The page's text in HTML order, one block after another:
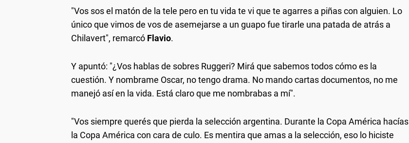
"Vos sos el matón de la tele pero en tu vida te vi que te agarres a piñas con alguien. Lo
único que vimos de vos de asemejarse a un guapo fue tirarle una patada de atrás a
Chilavert", remarcó Flavio.
Y apuntó: "¿Vos hablas de sobres Ruggeri? Mirá que sabemos todos cómo es la
cuestión. Y nombrame Oscar, no tengo drama. No mando cartas documentos, no me
manejó así en la vida. Está claro que me nombrabas a mí".
"Vos siempre querés que pierda la selección argentina. Durante la Copa América hacías
la Copa América con cara de culo. Es mentira que amas a la selección, eso lo hiciste